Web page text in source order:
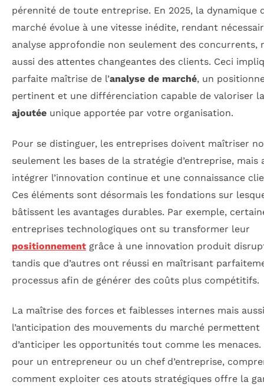
pérennité de toute entreprise. En 2025, la dynamique
marché évolue à une vitesse inédite, rendant
analyse approfondie non seulement des concurrents,
aussi des attentes changeantes des clients. Ceci
parfaite maîtrise de l’analyse de marché, un
pertinent et une différenciation capable de valoriser
ajoutée unique apportée par votre organisation.
Pour se distinguer, les entreprises doivent maîtriser
seulement les bases de la stratégie d’entreprise, mais
intégrer l’innovation continue et une connaissance
Ces éléments sont désormais les fondations sur
bâtissent les avantages durables. Par exemple,
entreprises technologiques ont su transformer leur
positionnement grâce à une innovation produit
tandis que d’autres ont réussi en maîtrisant
processus afin de générer des coûts plus compétitifs.
La maîtrise des forces et faiblesses internes mais aussi
l’anticipation des mouvements du marché permettent
d’anticiper les opportunités tout comme les menaces.
pour un entrepreneur ou un chef d’entreprise,
comment exploiter ces atouts stratégiques offre la